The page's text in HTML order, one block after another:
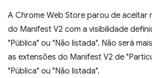
A Chrome Web Store parou de aceitar
do Manifest V2 com a visibilidade
"Pública" ou "Não listada". Não será
as extensões do Manifest V2 de
"Pública" ou "Não listada".